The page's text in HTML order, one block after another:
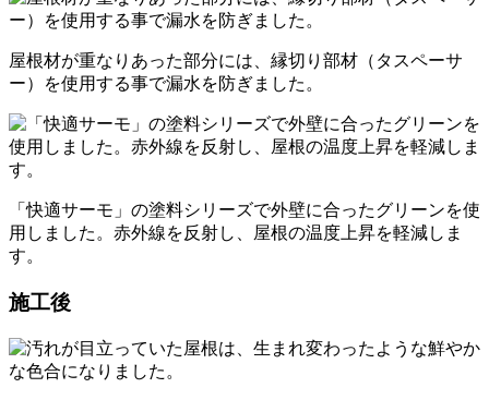
屋根材が重なりあった部分には、縁切り部材（タスペーサ
ー）を使用する事で漏水を防ぎました。
「快適サーモ」の塗料シリーズで外壁に合ったグリーンを使
用しました。赤外線を反射し、屋根の温度上昇を軽減しま
す。
施工後